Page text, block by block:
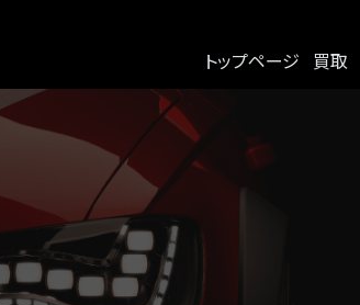
トップページ 買取